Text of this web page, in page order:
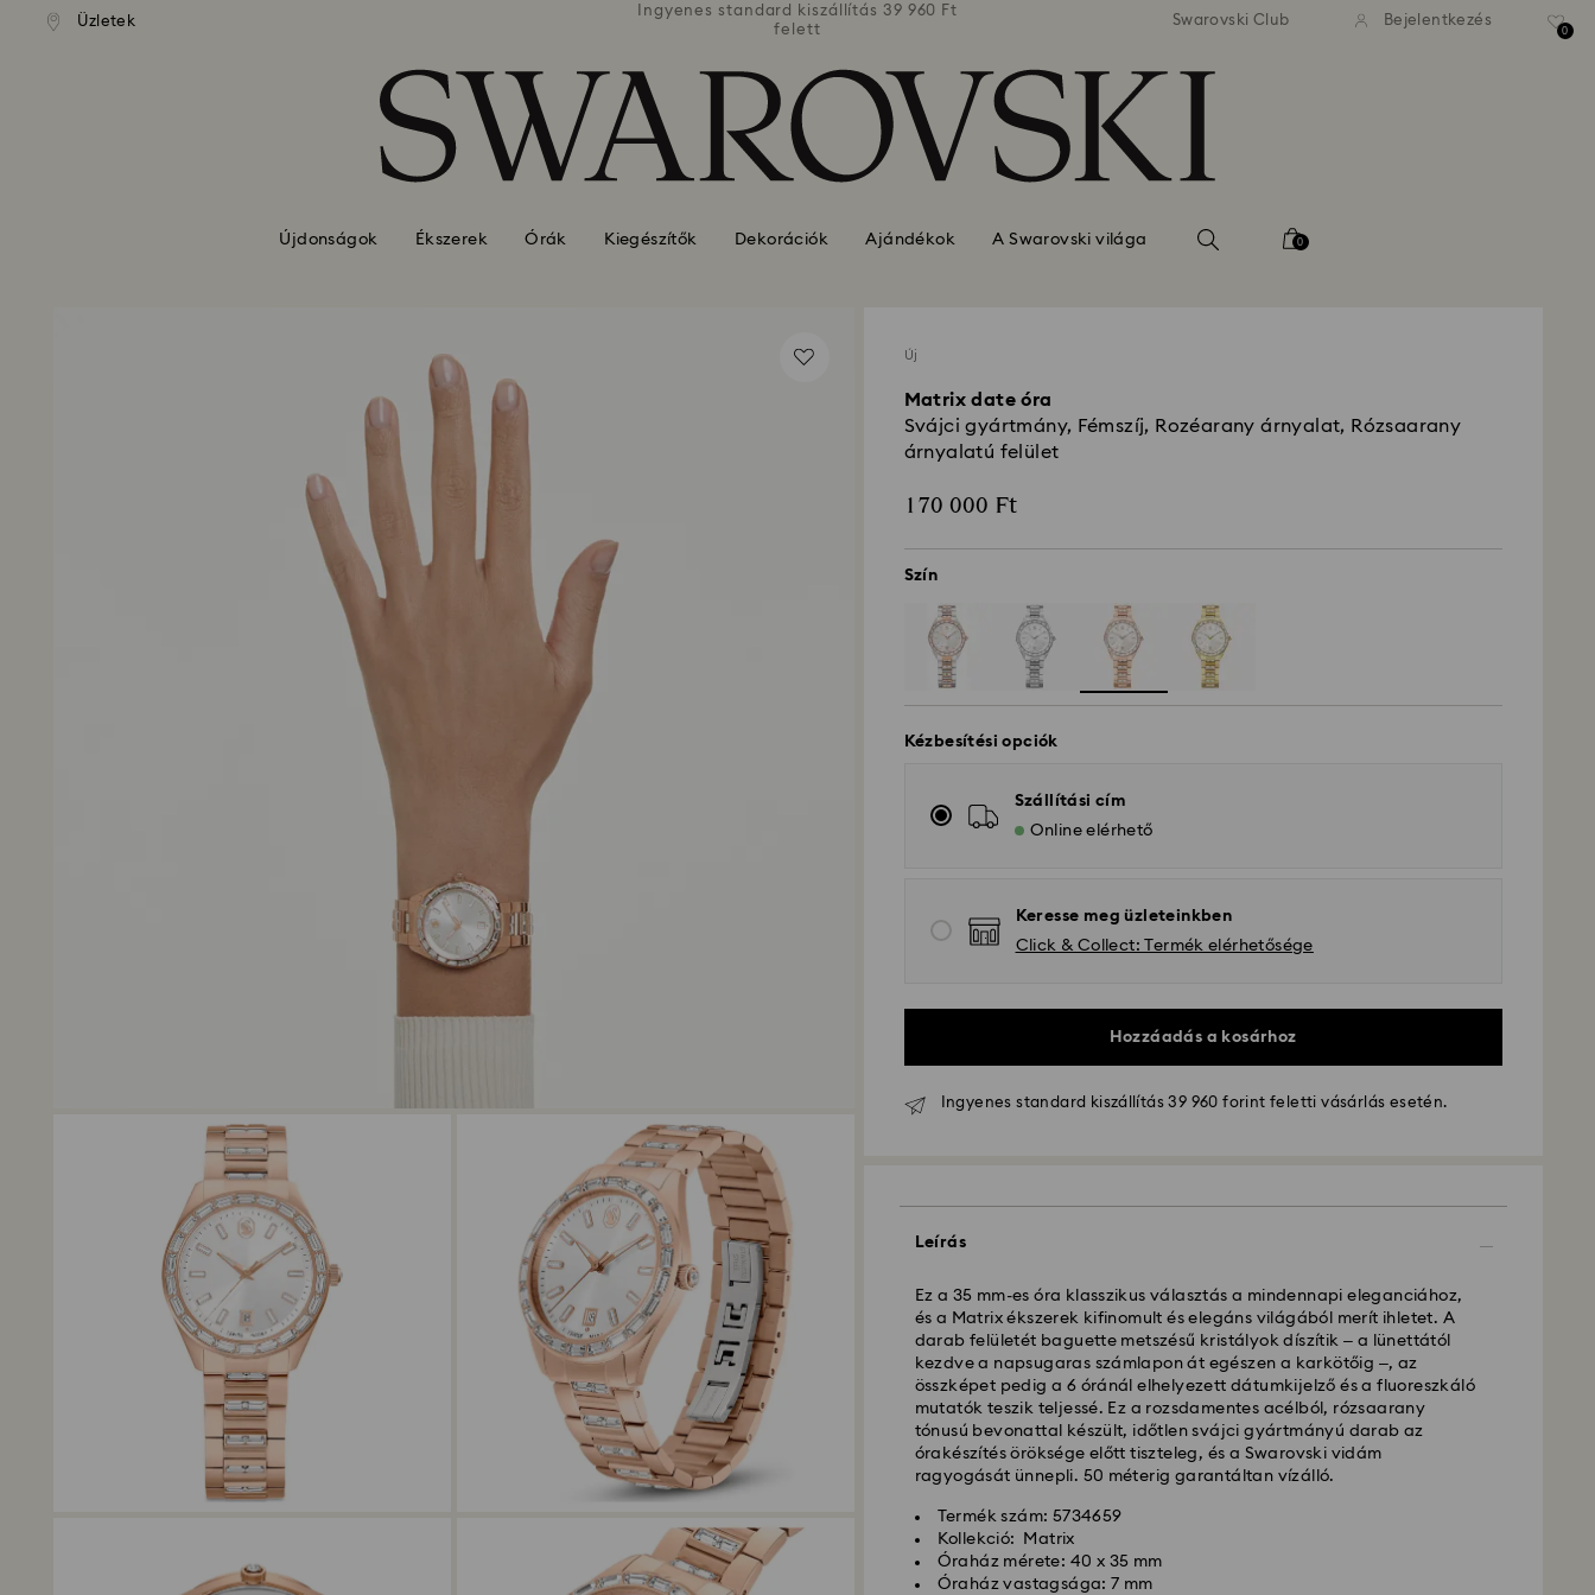
Hozzáférési-kulcs lista
Üzletek
kiszállítás 39 960 Ft
felett
Ingyenes standard kiszállítás 39 960 Ft
felett
Ingyenes standard kiszállítás 39 960 Ft
felett
Ingyenes standard kiszállítás
felett
Swarovski Club Bejelentkezés
0
Újdonságok Ékszerek Órák Kiegészítők Dekorációk Ajándékok A Swarovski világa 0
Új
Matrix date óra
Svájci gyártmány, Fémszíj, Rozéarany árnyalat, Rózsaarany
árnyalatú felület
170 000 Ft
Szín
Kézbesítési opciók
Szállítási cím
Online elérhető
Keresse meg üzleteinkben
Click & Collect: Termék elérhetősége
Hozzáadás a kosárhoz
Ingyenes standard kiszállítás 39 960 forint feletti vásárlás esetén.
Leírás
Ez a 35 mm-es óra klasszikus választás a mindennapi eleganciához,
és a Matrix ékszerek kifinomult és elegáns világából merít ihletet. A
darab felületét baguette metszésű kristályok díszítik – a lünettától
kezdve a napsugaras számlapon át egészen a karkötőig –, az
összképet pedig a 6 óránál elhelyezett dátumkijelző és a fluoreszkáló
mutatók teszik teljessé. Ez a rozsdamentes acélból, rózsaarany
tónusú bevonattal készült, időtlen svájci gyártmányú darab az
órakészítés öröksége előtt tiszteleg, és a Swarovski vidám
ragyogását ünnepli. 50 méterig garantáltan vízálló.
Termék szám: 5734659
Kollekció: Matrix
Óraház mérete: 40 x 35 mm
Óraház vastagsága: 7 mm
Hagyományos szállítás - GLS
A hétfőtől péntekig 10:00 óráig leadott megrendeléseket még aznap
dolgozzuk fel majd szállítjuk ki.
után
Hagyományos kiszállítási költség: HUF 2'000
Ingyenes kiszállítás a rendelések felett: HUF 39 960